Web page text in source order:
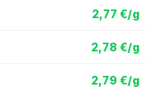
2,77 €/g
2,78 €/g
2,79 €/g